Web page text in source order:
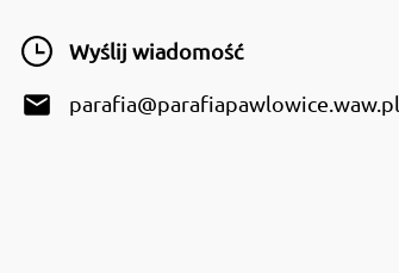
Wyślij wiadomość
email parafia@parafiapawlowice.waw.pl